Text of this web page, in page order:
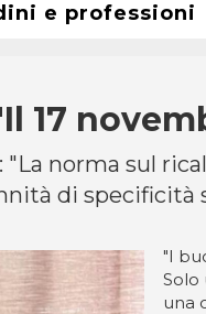
e professioni
17
norma sul
di
"I
Solo
una